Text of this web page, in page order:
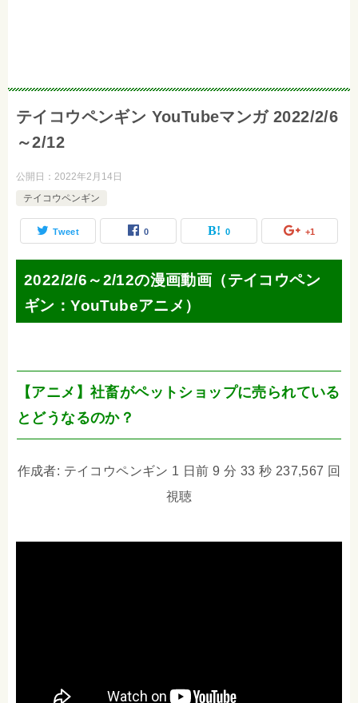
テイコウペンギン YouTubeマンガ 2022/2/6
～2/12
公開日： 2022年2月14日
テイコウペンギン
Tweet 0 0 +1
2022/2/6～2/12の漫画動画（テイコウペン
ギン：YouTubeアニメ）
【アニメ】社畜がペットショップに売られている
とどうなるのか？
作成者: テイコウペンギン 1 日前 9 分 33 秒 237,567 回
視聴